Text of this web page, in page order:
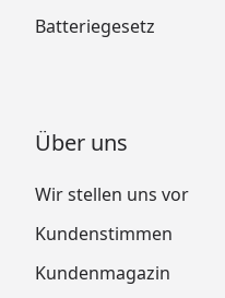
Batteriegesetz
Über uns
Wir stellen uns vor
Kundenstimmen
Kundenmagazin